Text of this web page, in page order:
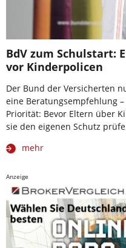
BdV zum Schulstart:
vor Kinderpolicen
Der Bund der Versicherten
eine Beratungsempfehlung
Priorität: Bevor Eltern über
sie den eigenen Schutz
mehr
Anzeige